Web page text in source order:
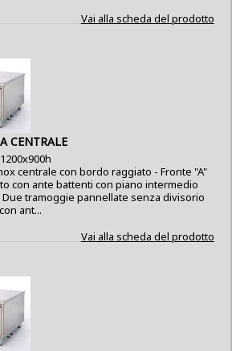
Vai alla scheda del prodotto
CENTRALE
centrale con bordo raggiato - Fronte "A"
con ante battenti con piano intermedio
Due tramoggie pannellate senza divisorio
ant...
Vai alla scheda del prodotto